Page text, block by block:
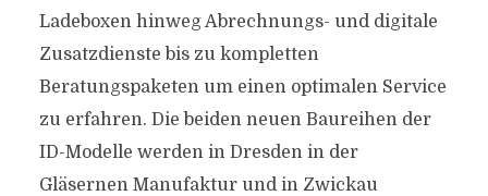
Ladeboxen hinweg Abrechnungs- und digitale
Zusatzdienste bis zu kompletten
Beratungspaketen um einen optimalen Service
zu erfahren. Die beiden neuen Baureihen der
ID-Modelle werden in Dresden in der
Gläsernen Manufaktur und in Zwickau